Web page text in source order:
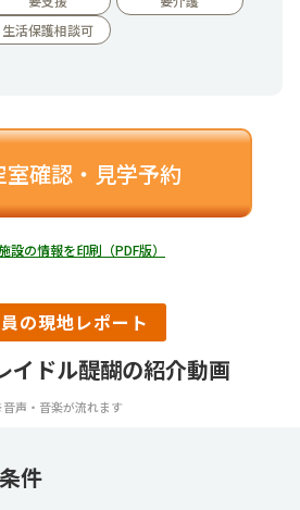
生活保護相談可
室確認・見学予約
設の情報を印刷（PDF版）
の現地レポート
イドル醍醐の紹介動画
声・音楽が流れます
件